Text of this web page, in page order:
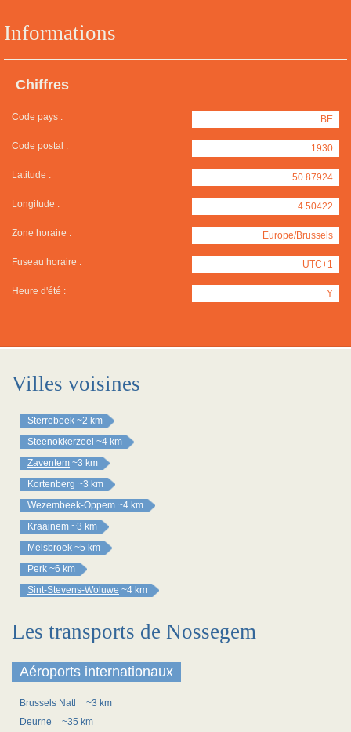
Informations
Chiffres
Code pays : BE
Code postal : 1930
Latitude : 50.87924
Longitude : 4.50422
Zone horaire : Europe/Brussels
Fuseau horaire : UTC+1
Heure d'été : Y
Villes voisines
Sterrebeek ~2 km
Steenokkerzeel ~4 km
Zaventem ~3 km
Kortenberg ~3 km
Wezembeek-Oppem ~4 km
Kraainem ~3 km
Melsbroek ~5 km
Perk ~6 km
Sint-Stevens-Woluwe ~4 km
Les transports de Nossegem
Aéroports internationaux
Brussels Natl
~3 km
Deurne
~35 km